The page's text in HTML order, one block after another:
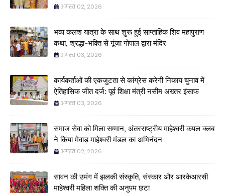
अगस्त 02, 2026
भव्य कलश यात्रा के साथ शुरू हुई साप्ताहिक शिव महापुराण
कथा, श्रद्धा-भक्ति से गूंजा गोपाल द्वारा मंदिर
अगस्त 03, 2026
कार्यकर्ताओं की एकजुटता से कांग्रेस करेगी निकाय चुनाव में
ऐतिहासिक जीत दर्ज: पूर्व शिक्षा मंत्री नसीम अख्तर इंसाफ
अगस्त 03, 2026
समाज सेवा को मिला सम्मान, अंतरराष्ट्रीय माहेश्वरी कपल क्लब
ने किया मेवाड़ माहेश्वरी मंडल का अभिनंदन
अगस्त 02, 2026
सावन की उमंग में झलकी संस्कृति, संस्कार और आरकेआरसी
माहेश्वरी महिला शक्ति की अनुपम छटा